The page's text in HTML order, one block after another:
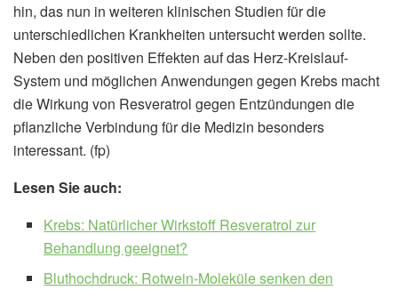
hin, das nun in weiteren klinischen Studien für die
unterschiedlichen Krankheiten untersucht werden sollte.
Neben den positiven Effekten auf das Herz-Kreislauf-
System und möglichen Anwendungen gegen Krebs macht
die Wirkung von Resveratrol gegen Entzündungen die
pflanzliche Verbindung für die Medizin besonders
interessant. (fp)
Lesen Sie auch:
Krebs: Natürlicher Wirkstoff Resveratrol zur
Behandlung geeignet?
Bluthochdruck: Rotwein-Moleküle senken den